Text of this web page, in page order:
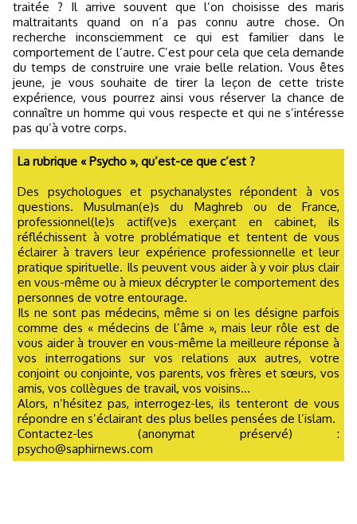
traitée ? Il arrive souvent que l’on choisisse des maris
maltraitants quand on n’a pas connu autre chose. On
recherche inconsciemment ce qui est familier dans le
comportement de l’autre. C’est pour cela que cela demande
du temps de construire une vraie belle relation. Vous êtes
jeune, je vous souhaite de tirer la leçon de cette triste
expérience, vous pourrez ainsi vous réserver la chance de
connaître un homme qui vous respecte et qui ne s’intéresse
pas qu’à votre corps.
La rubrique « Psycho », qu’est-ce que c’est ?
Des psychologues et psychanalystes répondent à vos
questions. Musulman(e)s du Maghreb ou de France,
professionnel(le)s actif(ve)s exerçant en cabinet, ils
réfléchissent à votre problématique et tentent de vous
éclairer à travers leur expérience professionnelle et leur
pratique spirituelle. Ils peuvent vous aider à y voir plus clair
en vous-même ou à mieux décrypter le comportement des
personnes de votre entourage.
Ils ne sont pas médecins, même si on les désigne parfois
comme des « médecins de l’âme », mais leur rôle est de
vous aider à trouver en vous-même la meilleure réponse à
vos interrogations sur vos relations aux autres, votre
conjoint ou conjointe, vos parents, vos frères et sœurs, vos
amis, vos collègues de travail, vos voisins...
Alors, n’hésitez pas, interrogez-les, ils tenteront de vous
répondre en s’éclairant des plus belles pensées de l’islam.
Contactez-les (anonymat préservé) :
psycho@saphirnews.com